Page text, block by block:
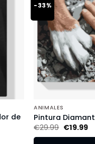
de
-33%
ANIMALES
Pintura
€29.99 €19.99